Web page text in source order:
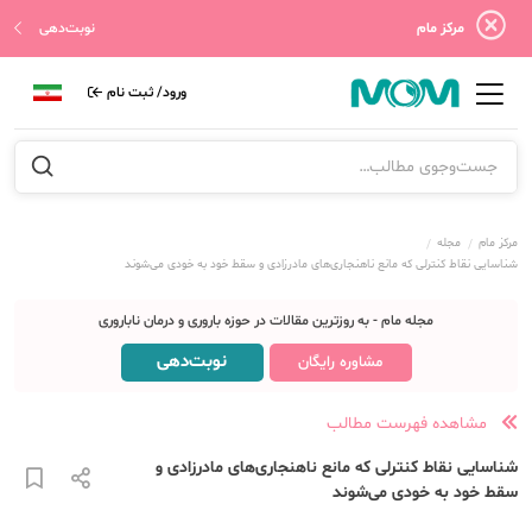
مرکز مام نوبت‌دهی
ورود/ ثبت نام
مرکز مام
مجله
شناسایی نقاط کنترلی که مانع ناهنجاری‌های مادرزادی و سقط خود‌ به‌ خودی می‌شوند
مجله مام - به روزترین مقالات در حوزه باروری و درمان ناباروری
مشاوره رایگان نوبت‌دهی
مشاهده فهرست مطالب
شناسایی نقاط کنترلی که مانع ناهنجاری‌های مادرزادی و
سقط خود‌ به‌ خودی می‌شوند